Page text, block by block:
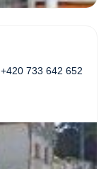
+420 733 642 652